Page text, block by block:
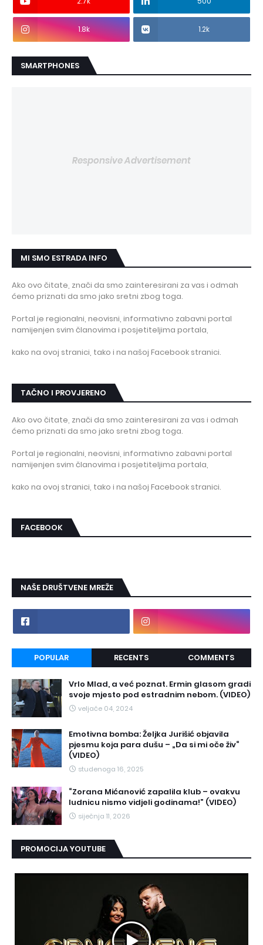
1.8k 1.2k
SMARTPHONES
Responsive Advertisement
MI SMO ESTRADA INFO
Ako ovo čitate, znači da smo zainteresirani za vas i odmah
ćemo priznati da smo jako sretni zbog toga.
Portal je regionalni, neovisni, informativno zabavni portal
namijenjen svim članovima i posjetiteljima portala,
kako na ovoj stranici, tako i na našoj Facebook stranici.
TAČNO I PROVJERENO
Ako ovo čitate, znači da smo zainteresirani za vas i odmah
ćemo priznati da smo jako sretni zbog toga.
Portal je regionalni, neovisni, informativno zabavni portal
namijenjen svim članovima i posjetiteljima portala,
kako na ovoj stranici, tako i na našoj Facebook stranici.
FACEBOOK
NAŠE DRUŠTVENE MREŽE
POPULAR RECENTS COMMENTS
Vrlo Mlad, a već poznat. Ermin glasom gradi
svoje mjesto pod estradnim nebom. (VIDEO)
veljače 04, 2024
Emotivna bomba: Željka Jurišić objavila
pjesmu koja para dušu – „Da si mi oče živ“
(VIDEO)
studenoga 16, 2025
“Zorana Mićanović zapalila klub – ovakvu
ludnicu nismo vidjeli godinama!” (VIDEO)
siječnja 11, 2026
PROMOCIJA YOUTUBE